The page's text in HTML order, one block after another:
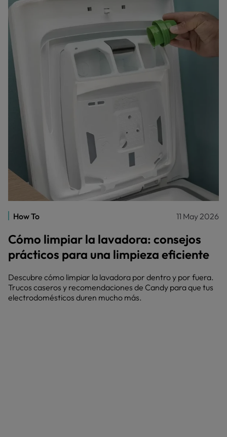
How To 11 May 2026
Cómo limpiar la lavadora: consejos
prácticos para una limpieza eficiente
Descubre cómo limpiar la lavadora por dentro y por fuera.
Trucos caseros y recomendaciones de Candy para que tus
electrodomésticos duren mucho más.